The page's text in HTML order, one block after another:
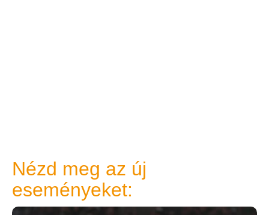
Nézd meg az új
eseményeket: